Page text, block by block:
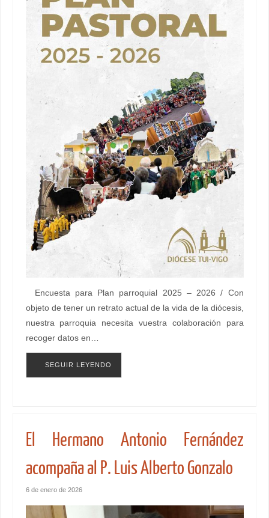
Encuesta para Plan parroquial 2025 – 2026 / Con
objeto de tener un retrato actual de la vida de la diócesis,
nuestra parroquia necesita vuestra colaboración para
recoger datos en…
SEGUIR LEYENDO
El Hermano Antonio Fernández
acompaña al P. Luis Alberto Gonzalo
6 de enero de 2026